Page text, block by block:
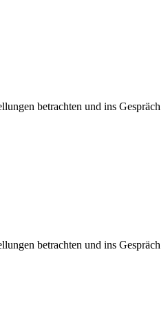
betrachten und ins Gespräch
betrachten und ins Gespräch